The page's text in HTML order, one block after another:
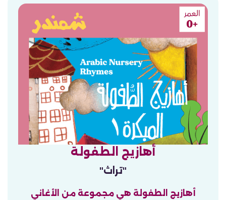
أهازيج الطفولة
"تراث"
أهازيج الطفولة هي مجموعة من الأغاني